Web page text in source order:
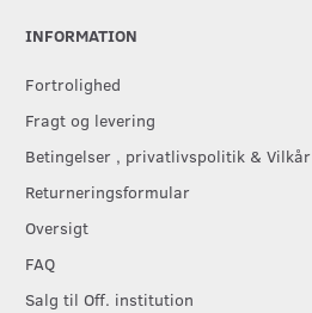
INFORMATION
Fortrolighed
Fragt og levering
Betingelser , privatlivspolitik & Vilkår
Returneringsformular
Oversigt
FAQ
Salg til Off. institution